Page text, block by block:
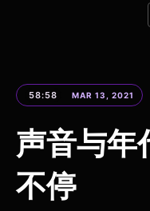
58:58 MAR 13, 2021
声音与年
不停